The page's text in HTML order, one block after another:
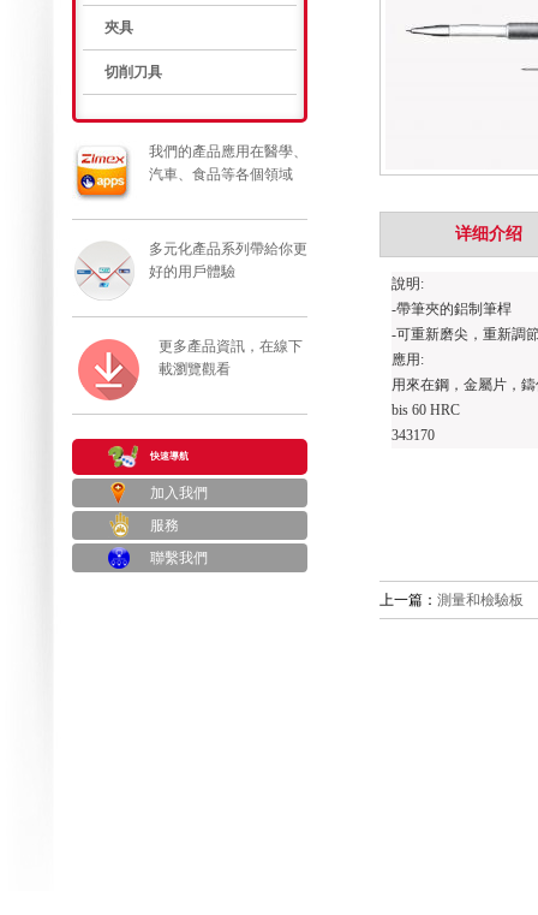
夾具
切削刀具
我們的產品應用在醫學、
汽車、食品等各個領域
多元化產品系列帶給你更
好的用戶體驗
更多產品資訊，在線下
載瀏覽觀看
快速導航
加入我們
服務
聯繫我們
详细介绍
說明 :
-帶筆夾的鋁制筆桿
-可重新磨尖，重新調
應用 :
用來在鋼，金屬片，
bis 60 HRC
343170
上一篇： 測量和檢驗板